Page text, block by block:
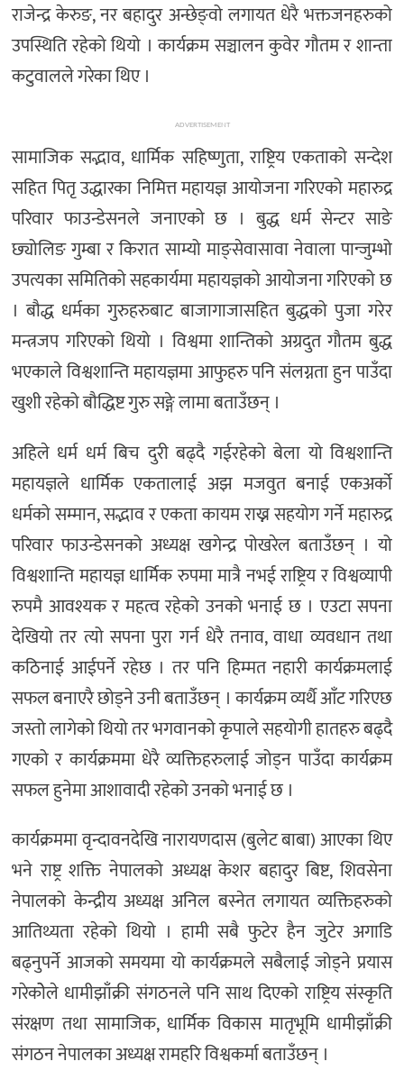
राजेन्द्र केरुङ, नर बहादुर अन्छेङ्वो लगायत धेरै भक्तजनहरुको
उपस्थिति रहेको थियो । कार्यक्रम सञ्चालन कुवेर गौतम र शान्ता
कटुवालले गरेका थिए ।
ADVERTISEMENT
सामाजिक सद्भाव, धार्मिक सहिष्णुता, राष्ट्रिय एकताको सन्देश
सहित पितृ उद्धारका निमित्त महायज्ञ आयोजना गरिएको महारुद्र
परिवार फाउन्डेसनले जनाएको छ । बुद्ध धर्म सेन्टर साङे
छ्योलिङ गुम्बा र किरात साम्यो माङ्सेवासावा नेवाला पान्जुम्भो
उपत्यका समितिको सहकार्यमा महायज्ञको आयोजना गरिएको छ
। बौद्ध धर्मका गुरुहरुबाट बाजागाजासहित बुद्धको पुजा गरेर
मन्त्रजप गरिएको थियो । विश्वमा शान्तिको अग्रदुत गौतम बुद्ध
भएकाले विश्वशान्ति महायज्ञमा आफुहरु पनि संलग्नता हुन पाउँदा
खुशी रहेको बौद्धिष्ट गुरु सङ्गे लामा बताउँछन् ।
अहिले धर्म धर्म बिच दुरी बढ्दै गईरहेको बेला यो विश्वशान्ति
महायज्ञले धार्मिक एकतालाई अझ मजवुत बनाई एकअर्काे
धर्मको सम्मान, सद्भाव र एकता कायम राख्न सहयोग गर्ने महारुद्र
परिवार फाउन्डेसनको अध्यक्ष खगेन्द्र पोखरेल बताउँछन् । यो
विश्वशान्ति महायज्ञ धार्मिक रुपमा मात्रै नभई राष्ट्रिय र विश्वव्यापी
रुपमै आवश्यक र महत्व रहेको उनको भनाई छ । एउटा सपना
देखियो तर त्यो सपना पुरा गर्न धेरै तनाव, वाधा व्यवधान तथा
कठिनाई आईपर्ने रहेछ । तर पनि हिम्मत नहारी कार्यक्रमलाई
सफल बनाएरै छोड्ने उनी बताउँछन् । कार्यक्रम व्यर्थै आँट गरिएछ
जस्तो लागेको थियो तर भगवानको कृपाले सहयोगी हातहरु बढ्दै
गएको र कार्यक्रममा धेरै व्यक्तिहरुलाई जोड्न पाउँदा कार्यक्रम
सफल हुनेमा आशावादी रहेको उनको भनाई छ ।
कार्यक्रममा वृन्दावनदेखि नारायणदास (बुलेट बाबा) आएका थिए
भने राष्ट्र शक्ति नेपालको अध्यक्ष केशर बहादुर बिष्ट, शिवसेना
नेपालको केन्द्रीय अध्यक्ष अनिल बस्नेत लगायत व्यक्तिहरुको
आतिथ्यता रहेको थियो । हामी सबै फुटेर हैन जुटेर अगाडि
बढ्नुपर्ने आजको समयमा यो कार्यक्रमले सबैलाई जोड्ने प्रयास
गरेकोेले धामीझाँक्री संगठनले पनि साथ दिएको राष्ट्रिय संस्कृति
संरक्षण तथा सामाजिक, धार्मिक विकास मातृभूमि धामीझाँक्री
संगठन नेपालका अध्यक्ष रामहरि विश्वकर्मा बताउँछन् ।